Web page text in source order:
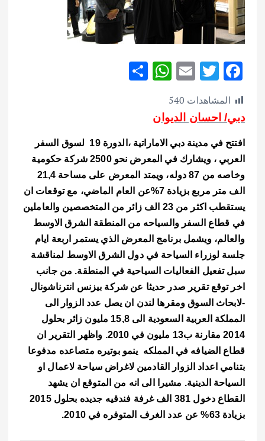
F
ac
e
b
o
o
k
T
w
it
te
r
E
m
ai
l
W
A
p
p
المشاهدات 540
دبي/ احسان الديوان
افتتح في مدينة دبي الاماراتية ،الدورة 19 لسوق السفر
العربي ، ويشارك في المعرض نحو 2500 شركة حكومية
وخاصه من 87 دوله، ويمتد المعرض على مساحة 21,4
الف متر مربع بزيادة 7%عن العام الماضي، مع توقعات ان
يستقطب اكثر من 23 الف زائر من المتخصصين والعاملين
في قطاع السفر والسياحه من المنطقة الشرق الاوسط
والعالم، ويشمل برنامج المعرض الذي يستمر اربعة ايام
جلسة لوزراء السياحة في دول الشرق الاوسط لمناقشة
سبل تفعيل الفعاليات السياحية في المنطقة. من جانب
اخر توقع تقرير صدر حديثا عن شركة بيزنس انترناشونال
-لابحاث السوق ومقرها لندن ان يصل عدد الزوار الى
المملكة العربية السعودية الى 15,8 مليون زائر بحلول
2014 مقارنة ب13 مليون في 2010. واظهر التقرير ان
قطاع الضيافه في المملكه ينمو بوتيره متصاعده مدفوعا
بتنامي اعداد الزوار القادمين لاغراض سياحة لاعمال او
السياحة الدينية. مشيرا الى انه من المتوقع ان يشهد
القطاع دخول 381 الف غرفة فندقيه جديده بحلول 2015
بزيادة 63% عن عدد الغرف المتوفره في 2010.